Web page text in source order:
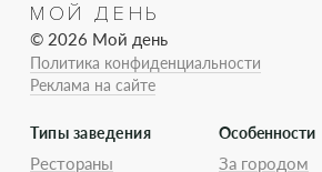
МОЙ ДЕНЬ
© 2026 Мой день
Политика конфиденциальности
Реклама на сайте
Типы заведения
Рестораны
Особенности
За городом